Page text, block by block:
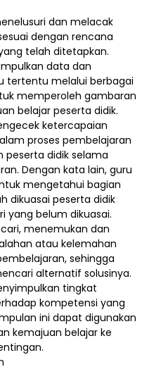
dan melacak
dengan rencana
telah ditetapkan.
data dan
tertentu melalui berbagai
memperoleh gambaran
belajar peserta didik.
ketercapaian
proses pembelajaran
peserta didik selama
Dengan kata lain, guru
mengetahui bagian
dikuasai peserta didik
yang belum dikuasai.
menemukan dan
atau kelemahan
sehingga
alternatif solusinya.
tingkat
kompetensi yang
ini dapat digunakan
kemajuan belajar ke